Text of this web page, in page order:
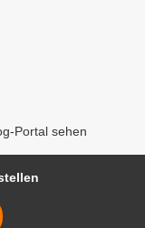
Portal sehen